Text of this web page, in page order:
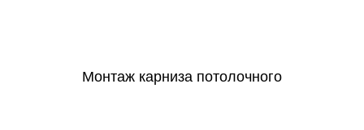
Монтаж карниза потолочного